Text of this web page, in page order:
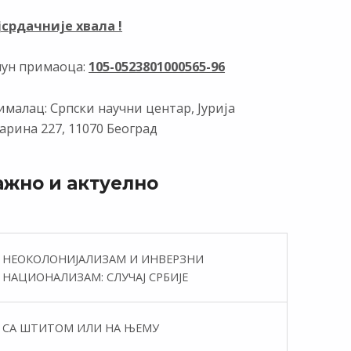
хвала !
примаоца: 105-0523801000565-96
Српски научни центар, Јурија
227, 11070 Београд
и актуелно
НЕОКОЛОНИЈАЛИЗАМ И ИНВЕРЗНИ
НАЦИОНАЛИЗАМ: СЛУЧАЈ СРБИЈЕ
СА ШТИТОМ ИЛИ НА ЊЕМУ